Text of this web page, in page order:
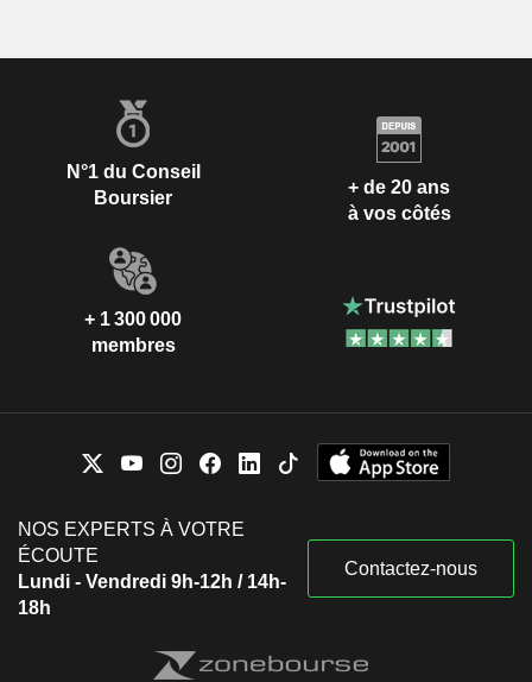
N°1 du Conseil
Boursier
+ de 20 ans
à vos côtés
+ 1 300 000
membres
NOS EXPERTS À VOTRE
ÉCOUTE
Lundi - Vendredi 9h-12h / 14h-
18h
Contactez-nous